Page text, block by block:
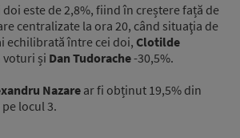
este de 2,8%, fiind în creștere față de
centralizate la ora 20, când situaţia de
echilibrată între cei doi, Clotilde
voturi și Dan Tudorache-30,5%.
Nazarear fi obținut 19,5% din
locul 3.